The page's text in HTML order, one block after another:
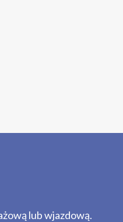
lub wjazdową.